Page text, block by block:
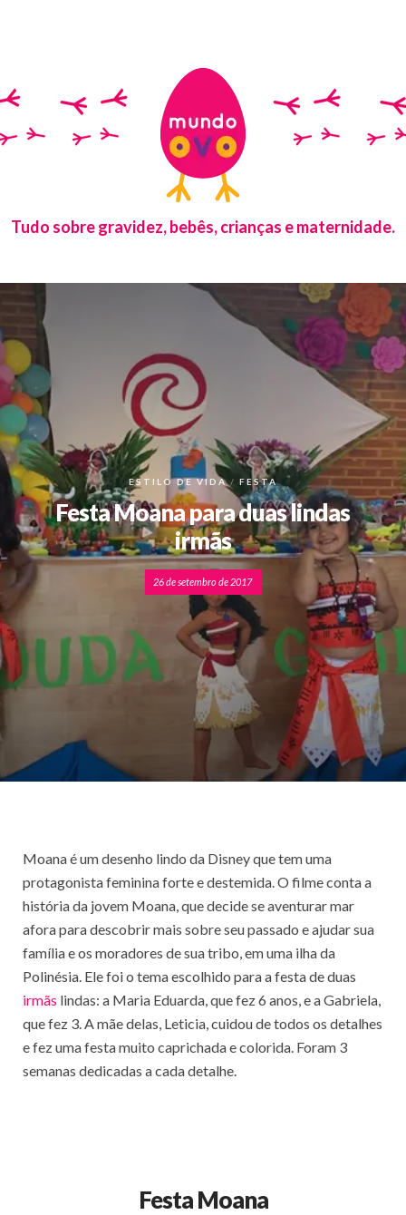
Tudo sobre gravidez, bebês, crianças e maternidade.
ESTILO DE VIDA FESTA
Festa Moana para duas lindas
irmãs
26 de setembro de 2017
Moana é um desenho lindo da Disney que tem uma
protagonista feminina forte e destemida. O filme conta a
história da jovem Moana, que decide se aventurar mar
afora para descobrir mais sobre seu passado e ajudar sua
família e os moradores de sua tribo, em uma ilha da
Polinésia. Ele foi o tema escolhido para a festa de duas
irmãs lindas: a Maria Eduarda, que fez 6 anos, e a Gabriela,
que fez 3. A mãe delas, Leticia, cuidou de todos os detalhes
e fez uma festa muito caprichada e colorida. Foram 3
semanas dedicadas a cada detalhe.
Festa Moana